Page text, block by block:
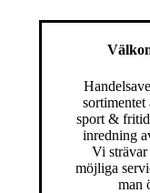
sport &
inredning
Vi strävar
möjliga
man